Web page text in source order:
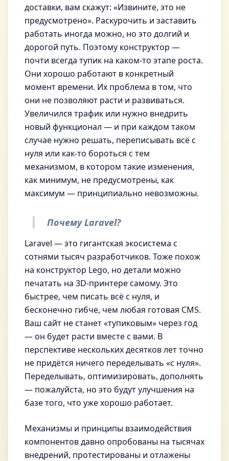
доставки, вам скажут: «Извините, это не
предусмотрено». Раскурочить и заставить
работать иногда можно, но это долгий и
дорогой путь. Поэтому конструктор —
почти всегда тупик на каком-то этапе роста.
Они хорошо работают в конкретный
момент времени. Их проблема в том, что
они не позволяют расти и развиваться.
Увеличился трафик или нужно внедрить
новый функционал — и при каждом таком
случае нужно решать, переписывать всё с
нуля или как-то бороться с тем
механизмом, в котором такие изменения,
как минимум, не предусмотрены, как
максимум — принципиально невозможны.
Почему Laravel?
Laravel — это гигантская экосистема с
сотнями тысяч разработчиков. Тоже похож
на конструктор Lego, но детали можно
печатать на 3D-принтере самому. Это
быстрее, чем писать всё с нуля, и
бесконечно гибче, чем любая готовая CMS.
Ваш сайт не станет «тупиковым» через год
— он будет расти вместе с вами. В
перспективе нескольких десятков лет точно
не придётся ничего переделывать «с нуля».
Переделывать, оптимизировать, дополнять
— пожалуйста, но это будут улучшения на
базе того, что уже хорошо работает.
Механизмы и принципы взаимодействия
компонентов давно опробованы на тысячах
внедрений, протестированы и отлажены